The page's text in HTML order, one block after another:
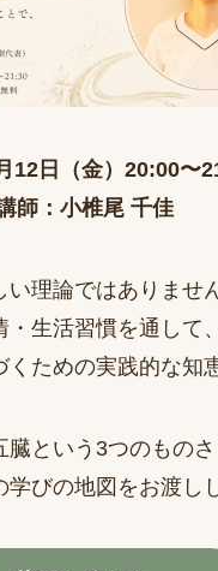
12日（金）20:00〜
師：小椎尾 千佳
理論ではありません
・生活習慣を通して
ための実践的な知
臓という3つのもの
びの地図をお渡し